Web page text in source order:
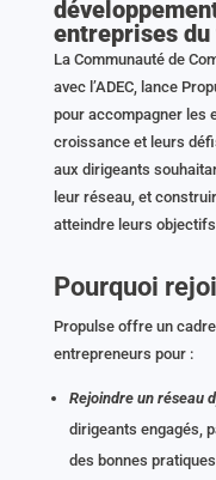
entreprises
La Communauté de
avec l’ADEC, lance
pour accompagner les
croissance et leurs
aux dirigeants
leur réseau, et
atteindre leurs
Pourquoi
Propulse offre un
entrepreneurs pour :
Rejoindre un réseau
dirigeants engagés,
des bonnes